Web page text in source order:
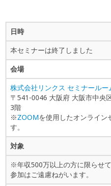
日時
本セミナーは終了しました
会場
株式会社リンクス セミナールー
〒541-0046 大阪府 大阪市中央
3階
※ZOOMを使用したオンライン
す。
対象
※年収500万以上の方に限らせ
参加はご遠慮ねがいます。